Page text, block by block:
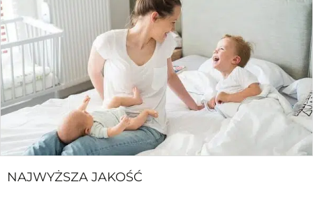
NAJWYŻSZA JAKOŚĆ